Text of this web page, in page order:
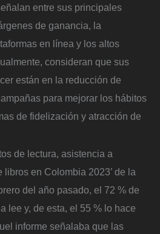
entre sus principales
de ganancia, la
en línea y los altos
consideran que sus
están en la reducción de
para mejorar los hábitos
de fidelización y atracción de
de lectura, asistencia a
en Colombia 2023’ de la
del año pasado, el 72 % de
lee y, de esta, el 55 % lo hace
informe señalaba que las